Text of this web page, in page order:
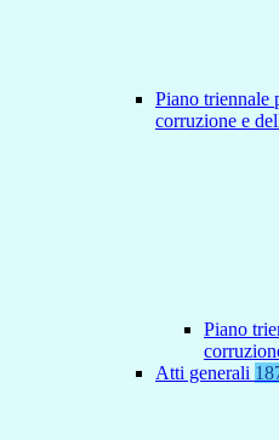
Piano triennale
corruzione e
Piano
Atti generali